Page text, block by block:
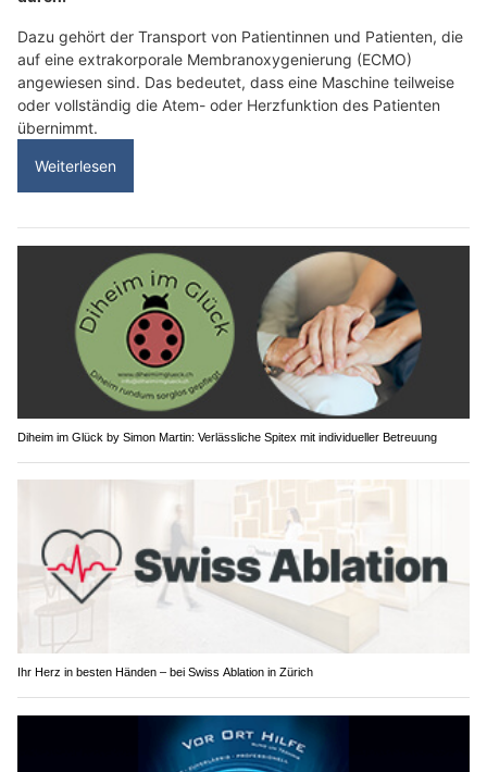
Dazu gehört der Transport von Patientinnen und Patienten, die
auf eine extrakorporale Membranoxygenierung (ECMO)
angewiesen sind. Das bedeutet, dass eine Maschine teilweise
oder vollständig die Atem- oder Herzfunktion des Patienten
übernimmt.
Weiterlesen
Diheim im Glück by Simon Martin: Verlässliche Spitex mit individueller Betreuung
Ihr Herz in besten Händen – bei Swiss Ablation in Zürich